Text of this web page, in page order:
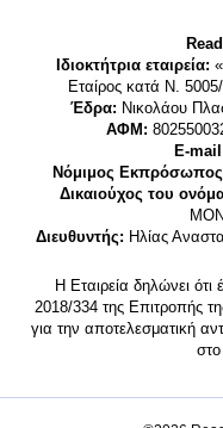
Ιδιοκτήτρια εταιρεία:
Εταίρος κατά Ν.
Έδρα: Νικολάου
ΑΦΜ:
E-
Νόμιμος Εκπρόσωπος/
Δικαιούχος του
Διευθυντής: Ηλίας
Η Εταιρεία δηλώνει
2018/334 της Επιτροπής
για την αποτελεσματική
στο